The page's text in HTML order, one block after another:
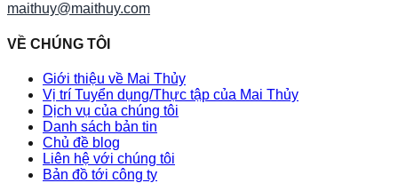
maithuy@maithuy.com
VỀ CHÚNG TÔI
Giới thiệu về Mai Thủy
Vị trí Tuyển dụng/Thực tập của Mai Thủy
Dịch vụ của chúng tôi
Danh sách bản tin
Chủ đề blog
Liên hệ với chúng tôi
Bản đồ tới công ty